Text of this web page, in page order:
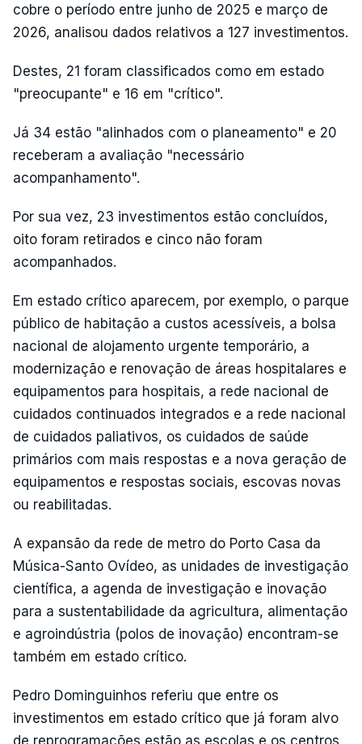
cobre o período entre junho de 2025 e março de
2026, analisou dados relativos a 127 investimentos.
Destes, 21 foram classificados como em estado
"preocupante" e 16 em "crítico".
Já 34 estão "alinhados com o planeamento" e 20
receberam a avaliação "necessário
acompanhamento".
Por sua vez, 23 investimentos estão concluídos,
oito foram retirados e cinco não foram
acompanhados.
Em estado crítico aparecem, por exemplo, o parque
público de habitação a custos acessíveis, a bolsa
nacional de alojamento urgente temporário, a
modernização e renovação de áreas hospitalares e
equipamentos para hospitais, a rede nacional de
cuidados continuados integrados e a rede nacional
de cuidados paliativos, os cuidados de saúde
primários com mais respostas e a nova geração de
equipamentos e respostas sociais, escovas novas
ou reabilitadas.
A expansão da rede de metro do Porto Casa da
Música-Santo Ovídeo, as unidades de investigação
científica, a agenda de investigação e inovação
para a sustentabilidade da agricultura, alimentação
e agroindústria (polos de inovação) encontram-se
também em estado crítico.
Pedro Dominguinhos referiu que entre os
investimentos em estado crítico que já foram alvo
de reprogramações estão as escolas e os centros